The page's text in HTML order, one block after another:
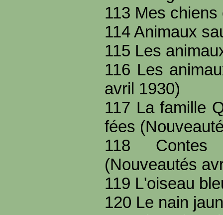
113 Mes
114 Animaux
115 Les
116 Les
avril 1930)
117 La famille
fées
118
(Nouveautés
119 L'oiseau
120 Le nain